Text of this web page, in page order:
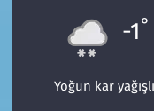
-1°
Yoğun kar yağışlı